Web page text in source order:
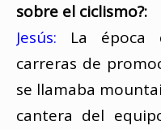
sobre el ciclismo?:
Jesús: La época
carreras de
se llamaba
cantera del